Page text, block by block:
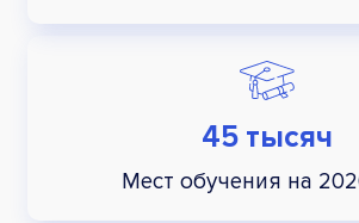
45 тысяч
Мест обучения на